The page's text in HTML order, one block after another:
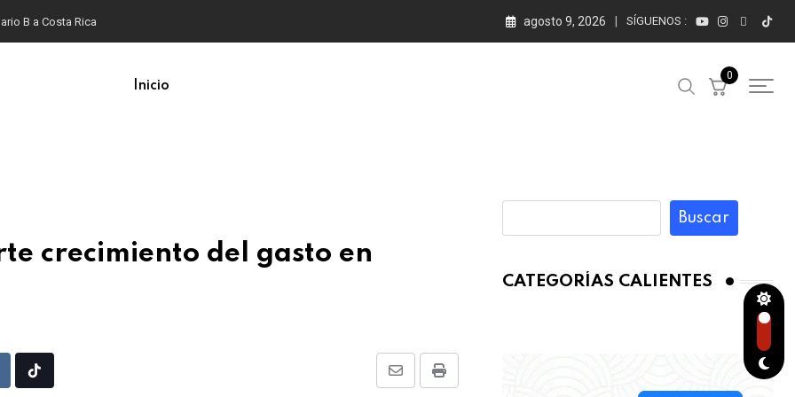
B a Costa Rica agosto 9, 2026 SÍGUENOS :
Inicio
0
crecimiento del gasto en
Print
Share
Tiktok
Buscar
CATEGORÍAS CALIENTES